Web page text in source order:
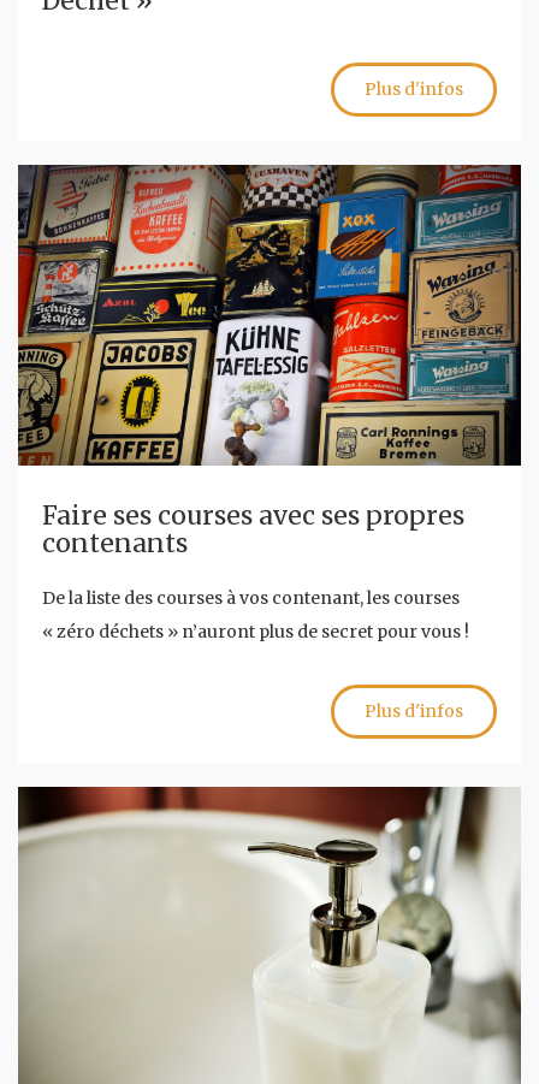
Plus d'infos
Faire ses courses avec ses propres
contenants
De la liste des courses à vos contenant, les courses
« zéro déchets » n’auront plus de secret pour vous !
Plus d'infos